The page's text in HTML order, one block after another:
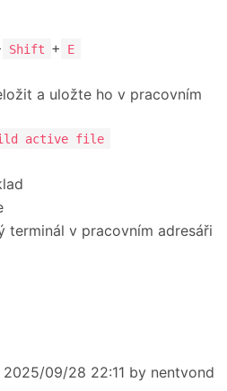
Shift + E
a uložte ho v pracovním
active file
terminál v pracovním adresáři
2025/09/28 22:11 by nentvond